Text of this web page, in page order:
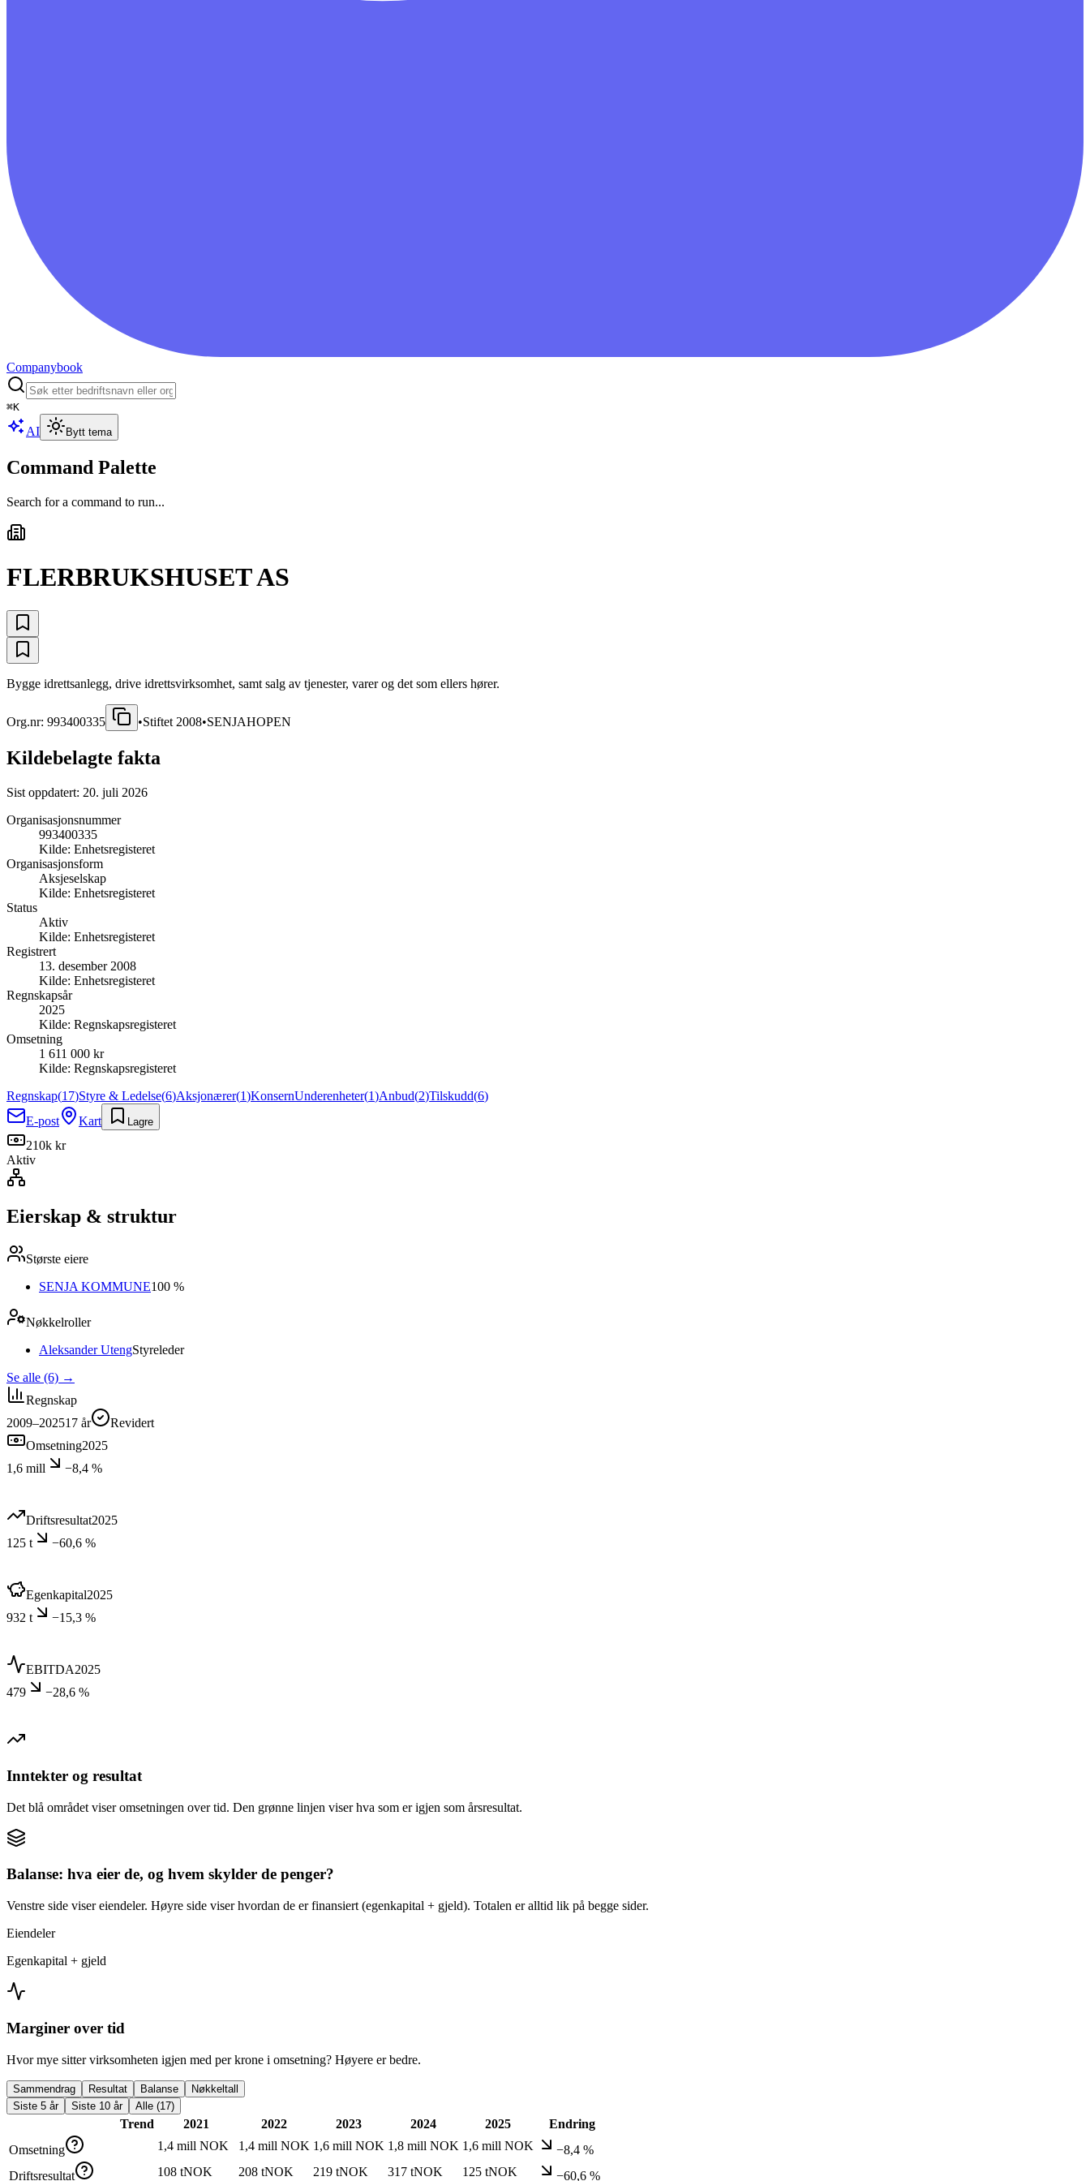
Companybook
⌘K
AI Bytt tema
Command Palette
Search for a command to run...
FLERBRUKSHUSET AS
Bygge idrettsanlegg, drive idrettsvirksomhet, samt salg av tjenester, varer og det som ellers hører.
Org.nr: 993400335 •Stiftet 2008•SENJAHOPEN
Kildebelagte fakta
Sist oppdatert: 20. juli 2026
Organisasjonsnummer
993400335
Kilde: Enhetsregisteret
Organisasjonsform
Aksjeselskap
Kilde: Enhetsregisteret
Status
Aktiv
Kilde: Enhetsregisteret
Registrert
13. desember 2008
Kilde: Enhetsregisteret
Regnskapsår
2025
Kilde: Regnskapsregisteret
Omsetning
1 611 000 kr
Kilde: Regnskapsregisteret
Regnskap(17)Styre & Ledelse(6)Aksjonærer(1)KonsernUnderenheter(1)Anbud(2)Tilskudd(6)
E-post
Kart Lagre
210k kr
Aktiv
Eierskap & struktur
Største eiere
SENJA KOMMUNE100 %
Nøkkelroller
Aleksander UtengStyreleder
Se alle (6) →
Regnskap
2009–202517 år
Revidert
Omsetning2025
1,6 mill
−8,4 %
Driftsresultat2025
125 t
−60,6 %
Egenkapital2025
932 t
−15,3 %
EBITDA2025
479
−28,6 %
Inntekter og resultat
Det blå området viser omsetningen over tid. Den grønne linjen viser hva som er igjen som årsresultat.
Balanse: hva eier de, og hvem skylder de penger?
Venstre side viser eiendeler. Høyre side viser hvordan de er finansiert (egenkapital + gjeld). Totalen er alltid lik på begge sider.
Eiendeler
Egenkapital + gjeld
Marginer over tid
Hvor mye sitter virksomheten igjen med per krone i omsetning? Høyere er bedre.
Sammendrag Resultat Balanse
Nøkkeltall
Siste 5 år
Siste 10 år Alle (17)
Trend 2021 2022 2023 2024 2025
Endring
Omsetning
1,4 mill NOK 1,4 mill NOK 1,6 mill NOK 1,8 mill NOK 1,6 mill NOK
−8,4 %
Driftsresultat
108 tNOK 208 tNOK 219 tNOK 317 tNOK 125 tNOK −60,6 %